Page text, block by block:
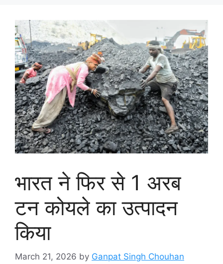
भारत ने फिर से 1 अरब
टन कोयले का उत्पादन
किया
March 21, 2026 by Ganpat Singh Chouhan